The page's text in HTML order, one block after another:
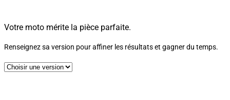
Votre moto mérite la pièce parfaite.
Renseignez sa version pour affiner les résultats et gagner du temps.